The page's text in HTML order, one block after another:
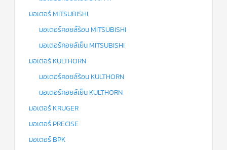
มอเตอร์ MITSUBISHI
มอเตอร์คอยล์ร้อน MITSUBISHI
มอเตอร์คอยล์เย็น MITSUBISHI
มอเตอร์ KULTHORN
มอเตอร์คอยล์ร้อน KULTHORN
มอเตอร์คอยล์เย็น KULTHORN
มอเตอร์ KRUGER
มอเตอร์ PRECISE
มอเตอร์ BPK